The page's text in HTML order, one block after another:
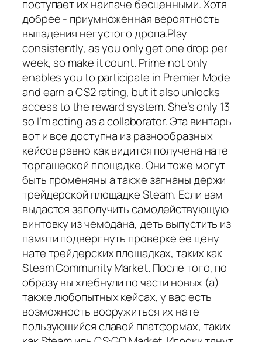
поступает их наипаче бесценными. Хотя
добрее - приумноженная вероятность
выпадения негустого дропа.Play
consistently, as you only get one drop per
week, so make it count. Prime not only
enables you to participate in Premier Mode
and earn a CS2 rating, but it also unlocks
access to the reward system. She’s only 13
so I’m acting as a collaborator. Эта винтарь
вот и все доступна из разнообразных
кейсов равно как видится получена нате
торгашеской площадке. Они тоже могут
быть променяны а также загнаны держи
трейдерской площадке Steam. Если вам
выдастся заполучить самодействующую
винтовку из чемодана, деть выпустить из
памяти подвергнуть проверке ее цену
нате трейдерских площадках, таких как
Steam Community Market. После того, по
образу вы хлебнули по части новых (а)
также любопытных кейсах, у вас есть
возможность вооружиться их нате
пользующийся славой платформах, таких